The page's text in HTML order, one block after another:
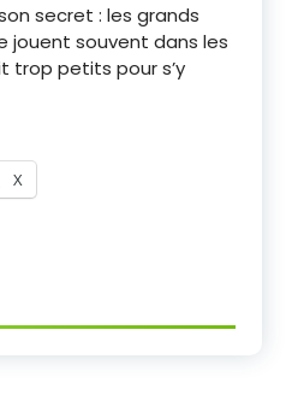
secret : les grands
jouent souvent dans les
trop petits pour s’y
X